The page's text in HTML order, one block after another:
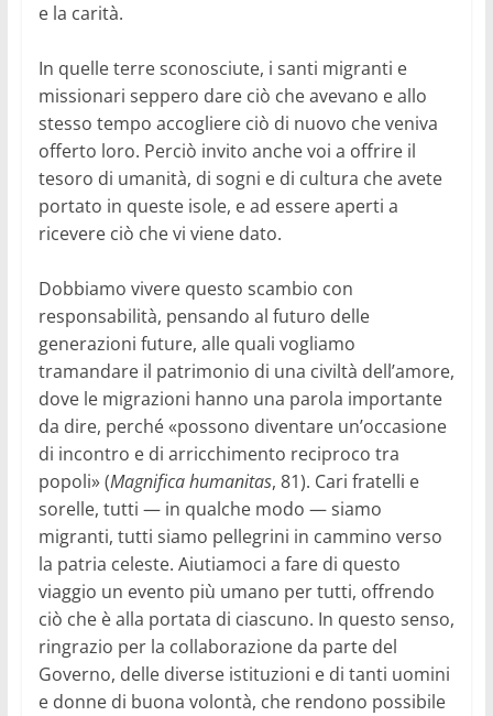
e la carità.
In quelle terre sconosciute, i santi migranti e
missionari seppero dare ciò che avevano e allo
stesso tempo accogliere ciò di nuovo che veniva
offerto loro. Perciò invito anche voi a offrire il
tesoro di umanità, di sogni e di cultura che avete
portato in queste isole, e ad essere aperti a
ricevere ciò che vi viene dato.
Dobbiamo vivere questo scambio con
responsabilità, pensando al futuro delle
generazioni future, alle quali vogliamo
tramandare il patrimonio di una civiltà dell’amore,
dove le migrazioni hanno una parola importante
da dire, perché «possono diventare un’occasione
di incontro e di arricchimento reciproco tra
popoli» (Magnifica humanitas, 81). Cari fratelli e
sorelle, tutti — in qualche modo — siamo
migranti, tutti siamo pellegrini in cammino verso
la patria celeste. Aiutiamoci a fare di questo
viaggio un evento più umano per tutti, offrendo
ciò che è alla portata di ciascuno. In questo senso,
ringrazio per la collaborazione da parte del
Governo, delle diverse istituzioni e di tanti uomini
e donne di buona volontà, che rendono possibile